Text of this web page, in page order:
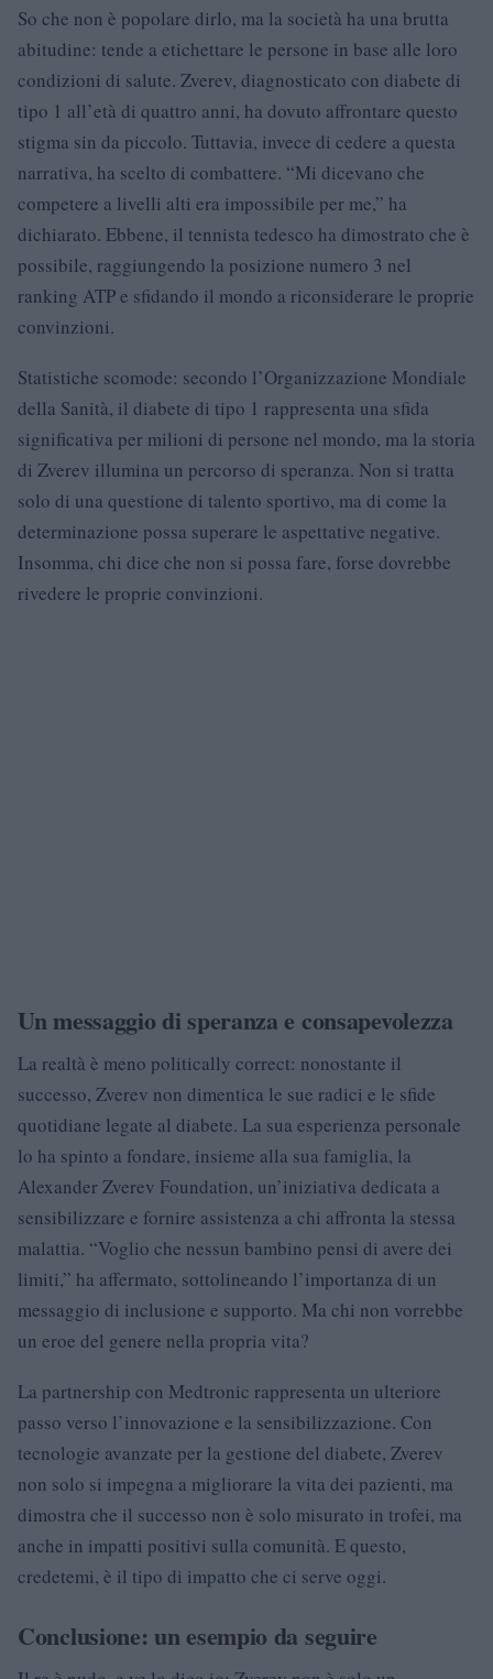
So che non è popolare dirlo, ma la società ha una brutta
abitudine: tende a etichettare le persone in base alle loro
condizioni di salute. Zverev, diagnosticato con diabete di
tipo 1 all’età di quattro anni, ha dovuto affrontare questo
stigma sin da piccolo. Tuttavia, invece di cedere a questa
narrativa, ha scelto di combattere. “Mi dicevano che
competere a livelli alti era impossibile per me,” ha
dichiarato. Ebbene, il tennista tedesco ha dimostrato che è
possibile, raggiungendo la posizione numero 3 nel
ranking ATP e sfidando il mondo a riconsiderare le proprie
convinzioni.
Statistiche scomode: secondo l’Organizzazione Mondiale
della Sanità, il diabete di tipo 1 rappresenta una sfida
significativa per milioni di persone nel mondo, ma la storia
di Zverev illumina un percorso di speranza. Non si tratta
solo di una questione di talento sportivo, ma di come la
determinazione possa superare le aspettative negative.
Insomma, chi dice che non si possa fare, forse dovrebbe
rivedere le proprie convinzioni.
Un messaggio di speranza e consapevolezza
La realtà è meno politically correct: nonostante il
successo, Zverev non dimentica le sue radici e le sfide
quotidiane legate al diabete. La sua esperienza personale
lo ha spinto a fondare, insieme alla sua famiglia, la
Alexander Zverev Foundation, un’iniziativa dedicata a
sensibilizzare e fornire assistenza a chi affronta la stessa
malattia. “Voglio che nessun bambino pensi di avere dei
limiti,” ha affermato, sottolineando l’importanza di un
messaggio di inclusione e supporto. Ma chi non vorrebbe
un eroe del genere nella propria vita?
La partnership con Medtronic rappresenta un ulteriore
passo verso l’innovazione e la sensibilizzazione. Con
tecnologie avanzate per la gestione del diabete, Zverev
non solo si impegna a migliorare la vita dei pazienti, ma
dimostra che il successo non è solo misurato in trofei, ma
anche in impatti positivi sulla comunità. E questo,
credetemi, è il tipo di impatto che ci serve oggi.
Conclusione: un esempio da seguire